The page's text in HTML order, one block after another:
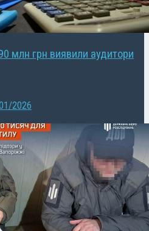
млн грн виявили аудитори
2026